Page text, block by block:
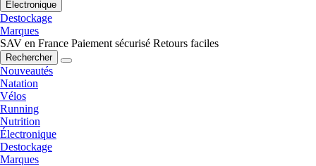
Électronique
Destockage
Marques
SAV en France Paiement sécurisé Retours faciles
Rechercher
Nouveautés
Natation
Vélos
Running
Nutrition
Électronique
Destockage
Marques